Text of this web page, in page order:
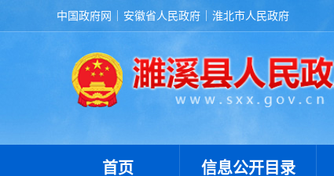
中国政府网 安徽省人民政府 淮北市人民政府
首页 信息公开目录